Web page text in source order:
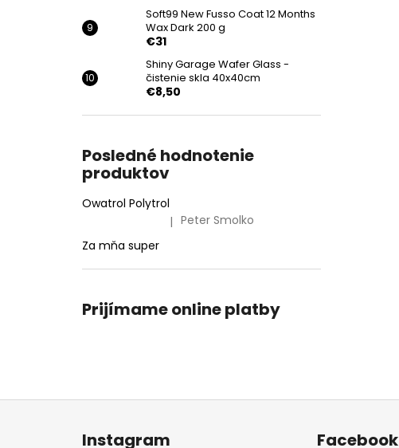
Soft99 New Fusso Coat 12 Months
Wax Dark 200 g
€31
Shiny Garage Wafer Glass -
čistenie skla 40x40cm
€8,50
Posledné hodnotenie
produktov
Owatrol Polytrol
Hodnotenie produktu je 5 z 5 hviezdičiek.
| Peter Smolko
Za mňa super
Prijímame online platby
Z
Instagram Facebook